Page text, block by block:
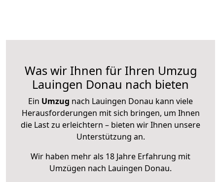
Was wir Ihnen für Ihren Umzug
Lauingen Donau nach bieten
Ein Umzug nach Lauingen Donau kann viele
Herausforderungen mit sich bringen, um Ihnen
die Last zu erleichtern – bieten wir Ihnen unsere
Unterstützung an.
Wir haben mehr als 18 Jahre Erfahrung mit
Umzügen nach Lauingen Donau.